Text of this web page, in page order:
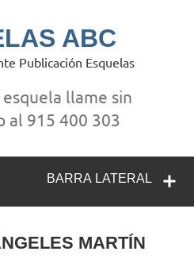
ABC
Publicación Esquelas
llame sin
al 915 400 303
BARRA LATERAL
MARTÍN